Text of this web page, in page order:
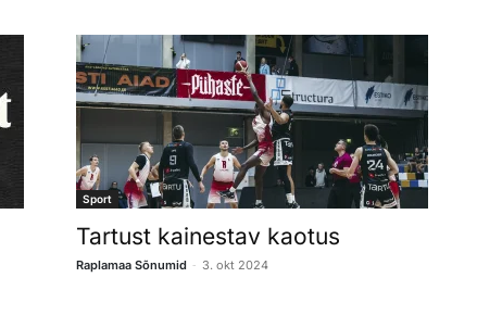
Sport
Tartust kainestav kaotus
Raplamaa Sõnumid - 3. okt 2024